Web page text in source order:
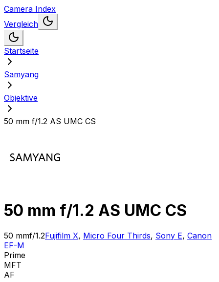
Camera Index
Vergleich
Startseite
Samyang
Objektive
50 mm f/1.2 AS UMC CS
50 mm f/1.2 AS UMC CS
50 mmf/1.2Fujifilm X, Micro Four Thirds, Sony E, Canon
EF-M
Prime
MFT
AF